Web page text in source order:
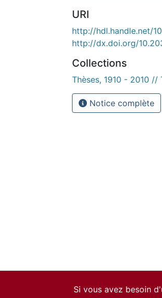
URI
http://hdl.handle.net/
http://dx.doi.org/
Collections
Thèses, 1910 - 2010 //
Notice complète
Si vous avez besoin